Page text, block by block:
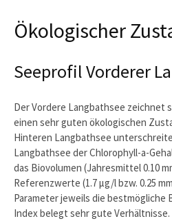
Ökologischer
Seeprofil Vorderer
Der Vordere Langbathsee zeichnet
einen sehr guten ökologischen
Hinteren Langbathsee
Langbathsee der Chlorophyll-a-
das Biovolumen (Jahresmittel 0.10
Referenzwerte (1.7 μg/l bzw. 0.25
Parameter jeweils die
Index belegt sehr gute